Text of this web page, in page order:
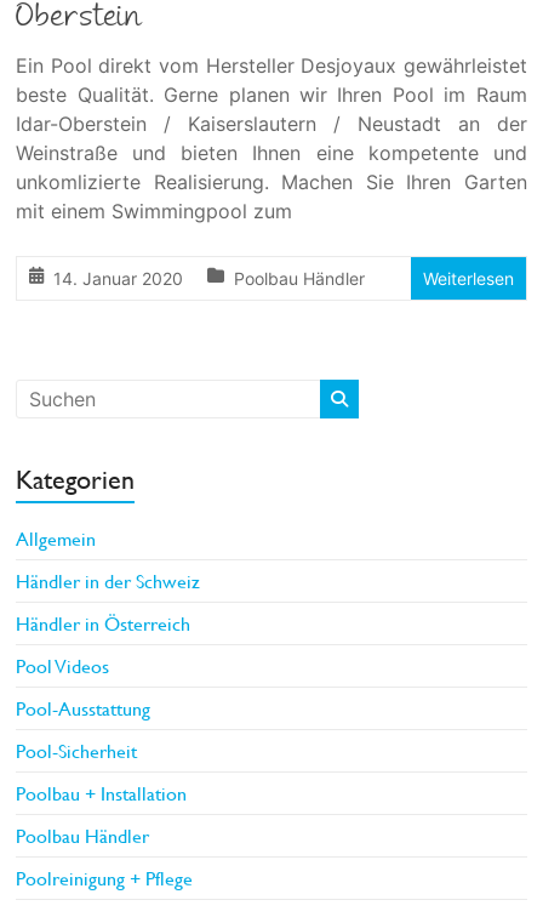
Oberstein
Ein Pool direkt vom Hersteller Desjoyaux gewährleistet
beste Qualität. Gerne planen wir Ihren Pool im Raum
Idar-Oberstein / Kaiserslautern / Neustadt an der
Weinstraße und bieten Ihnen eine kompetente und
unkomlizierte Realisierung. Machen Sie Ihren Garten
mit einem Swimmingpool zum
14. Januar 2020 Poolbau Händler Weiterlesen
Kategorien
Allgemein
Händler in der Schweiz
Händler in Österreich
Pool Videos
Pool-Ausstattung
Pool-Sicherheit
Poolbau + Installation
Poolbau Händler
Poolreinigung + Pflege